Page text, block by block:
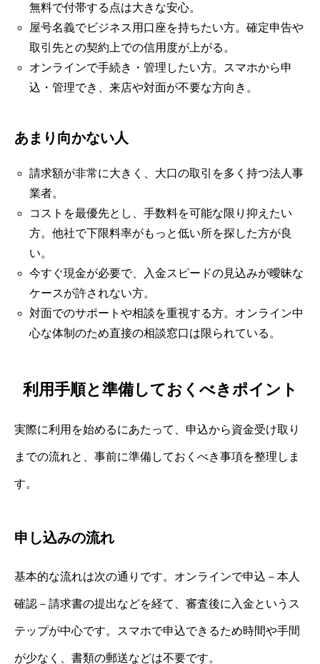
無料で付帯する点は大きな安心。
屋号名義でビジネス用口座を持ちたい方。確定申告や
取引先との契約上での信用度が上がる。
オンラインで手続き・管理したい方。スマホから申
込・管理でき、来店や対面が不要な方向き。
あまり向かない人
請求額が非常に大きく、大口の取引を多く持つ法人事
業者。
コストを最優先とし、手数料を可能な限り抑えたい
方。他社で下限料率がもっと低い所を探した方が良
い。
今すぐ現金が必要で、入金スピードの見込みが曖昧な
ケースが許されない方。
対面でのサポートや相談を重視する方。オンライン中
心な体制のため直接の相談窓口は限られている。
利用手順と準備しておくべきポイント
実際に利用を始めるにあたって、申込から資金受け取り
までの流れと、事前に準備しておくべき事項を整理しま
す。
申し込みの流れ
基本的な流れは次の通りです。オンラインで申込－本人
確認－請求書の提出などを経て、審査後に入金というス
テップが中心です。スマホで申込できるため時間や手間
が少なく、書類の郵送などは不要です。